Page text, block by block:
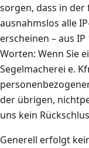
sorgen, dass in
ausnahmslos alle
erscheinen – aus
Worten: Wenn Sie
Segelmacherei e.
der übrigen,
uns kein
Generell erfolgt